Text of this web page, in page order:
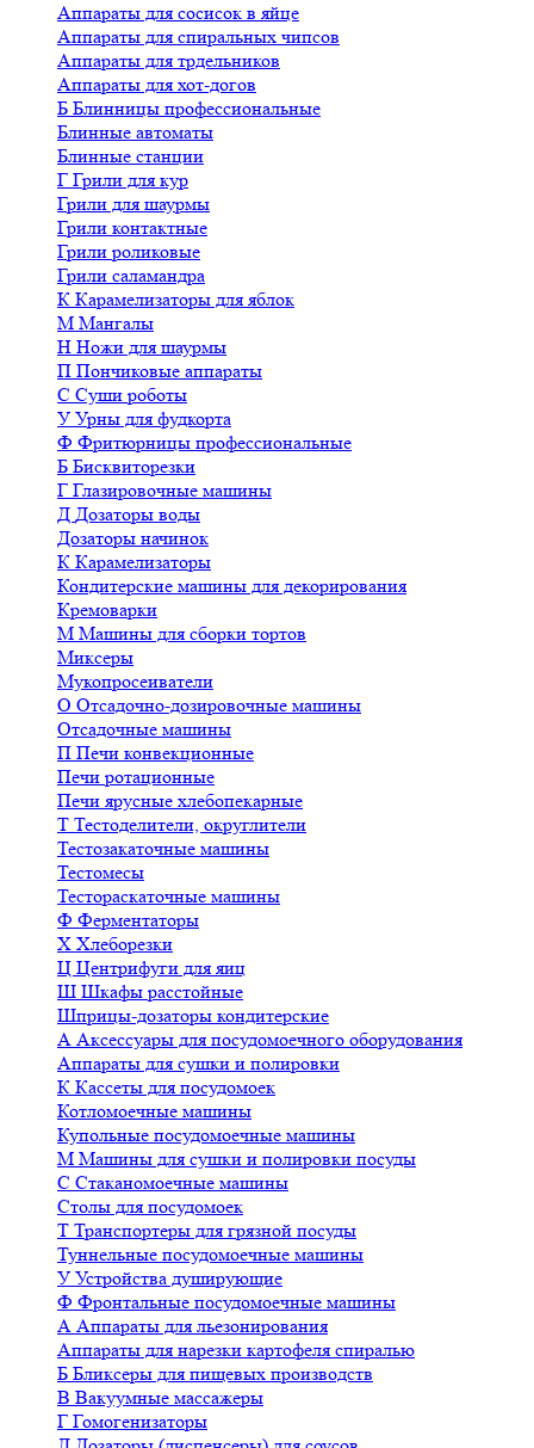
Аппараты для сосисок в яйце
Аппараты для спиральных чипсов
Аппараты для трдельников
Аппараты для хот-догов
Б Блинницы профессиональные
Блинные автоматы
Блинные станции
Г Грили для кур
Грили для шаурмы
Грили контактные
Грили роликовые
Грили саламандра
К Карамелизаторы для яблок
М Мангалы
Н Ножи для шаурмы
П Пончиковые аппараты
С Суши роботы
У Урны для фудкорта
Ф Фритюрницы профессиональные
Б Бисквиторезки
Г Глазировочные машины
Д Дозаторы воды
Дозаторы начинок
К Карамелизаторы
Кондитерские машины для декорирования
Кремоварки
М Машины для сборки тортов
Миксеры
Мукопросеиватели
О Отсадочно-дозировочные машины
Отсадочные машины
П Печи конвекционные
Печи ротационные
Печи ярусные хлебопекарные
Т Тестоделители, округлители
Тестозакаточные машины
Тестомесы
Тестораскаточные машины
Ф Ферментаторы
Х Хлеборезки
Ц Центрифуги для яиц
Ш Шкафы расстойные
Шприцы-дозаторы кондитерские
А Аксессуары для посудомоечного оборудования
Аппараты для сушки и полировки
К Кассеты для посудомоек
Котломоечные машины
Купольные посудомоечные машины
М Машины для сушки и полировки посуды
С Стаканомоечные машины
Столы для посудомоек
Т Транспортеры для грязной посуды
Туннельные посудомоечные машины
У Устройства душирующие
Ф Фронтальные посудомоечные машины
А Аппараты для льезонирования
Аппараты для нарезки картофеля спиралью
Б Бликсеры для пищевых производств
В Вакуумные массажеры
Г Гомогенизаторы